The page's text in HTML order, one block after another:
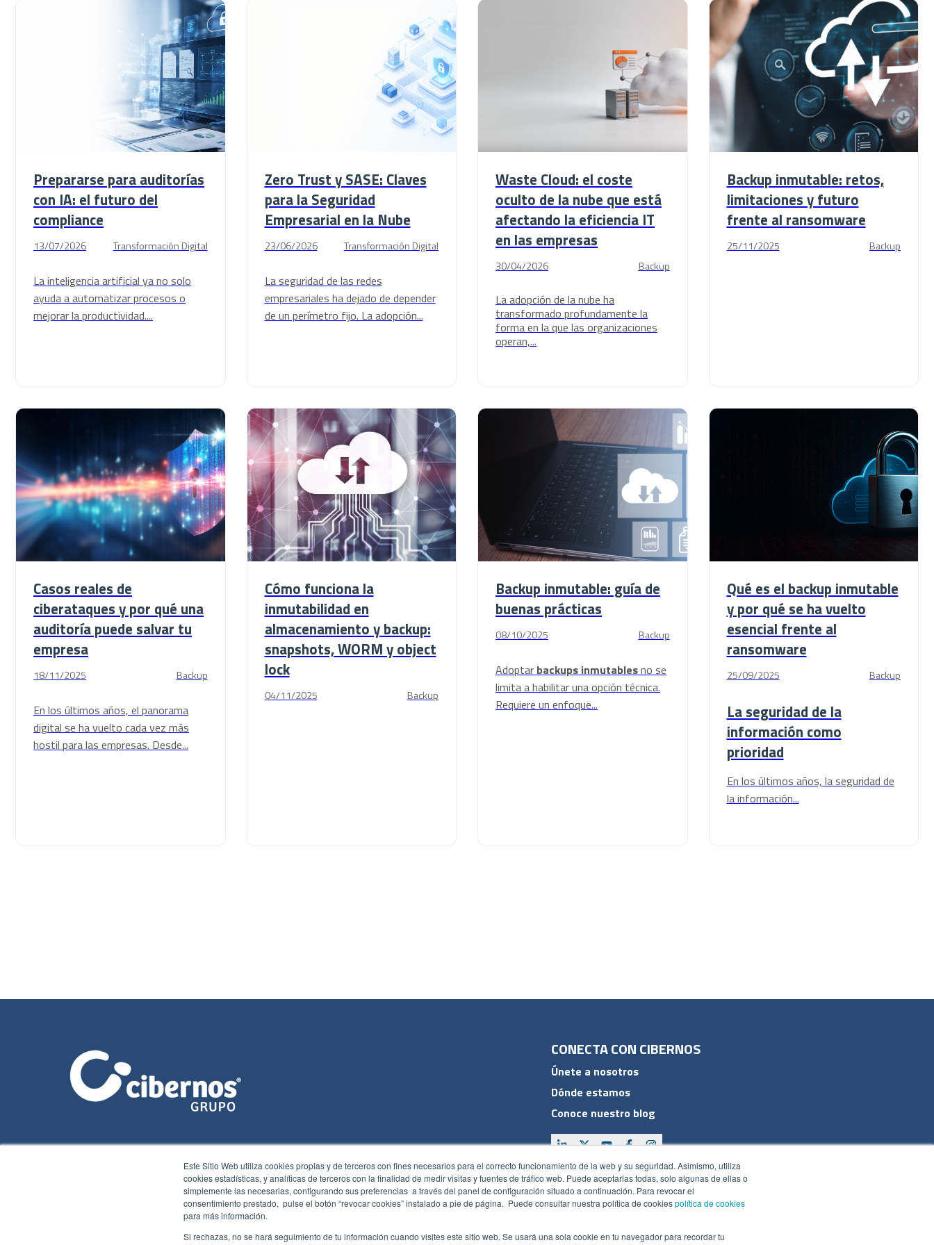
Este Sitio Web utiliza cookies propias y de terceros con fines necesarios para el correcto funcionamiento de la web y su seguridad. Asimismo, utiliza
cookies estadísticas, y analíticas de terceros con la finalidad de medir visitas y fuentes de tráfico web. Puede aceptarlas todas, solo algunas de ellas o
simplemente las necesarias, configurando sus preferencias a través del panel de configuración situado a continuación. Para revocar el
consentimiento prestado, pulse el botón “revocar cookies” instalado a pie de página. Puede consultar nuestra política de cookiespolítica de cookies
para más información.
Si rechazas, no se hará seguimiento de tu información cuando visites este sitio web. Se usará una sola cookie en tu navegador para recordar tu
Prepararse para auditorías
con IA: el futuro del
compliance
13/07/2026 Transformación Digital
La inteligencia artificial ya no solo
ayuda a automatizar procesos o
mejorar la productividad....
Zero Trust y SASE: Claves
para la Seguridad
Empresarial en la Nube
23/06/2026 Transformación Digital
La seguridad de las redes
empresariales ha dejado de depender
de un perímetro fijo. La adopción...
Waste Cloud: el coste
oculto de la nube que está
afectando la eficiencia IT
en las empresas
30/04/2026 Backup
La adopción de la nube ha
transformado profundamente la
forma en la que las organizaciones
operan,...
Backup inmutable: retos,
limitaciones y futuro
frente al ransomware
25/11/2025 Backup
Casos reales de
ciberataques y por qué una
auditoría puede salvar tu
empresa
18/11/2025 Backup
En los últimos años, el panorama
digital se ha vuelto cada vez más
hostil para las empresas. Desde...
Cómo funciona la
inmutabilidad en
almacenamiento y backup:
snapshots, WORM y object
lock
04/11/2025 Backup
Backup inmutable: guía de
buenas prácticas
08/10/2025 Backup
Adoptar backups inmutablesno se
limita a habilitar una opción técnica.
Requiere un enfoque...
Qué es el backup inmutable
y por qué se ha vuelto
esencial frente al
ransomware
25/09/2025 Backup
La seguridad de la
información como
prioridad
En los últimos años, laseguridad de
la información...
CONECTA CON CIBERNOS
Únete a nosotros
Dónde estamos
Conoce nuestro blog
ACCESOS
Plan CRM